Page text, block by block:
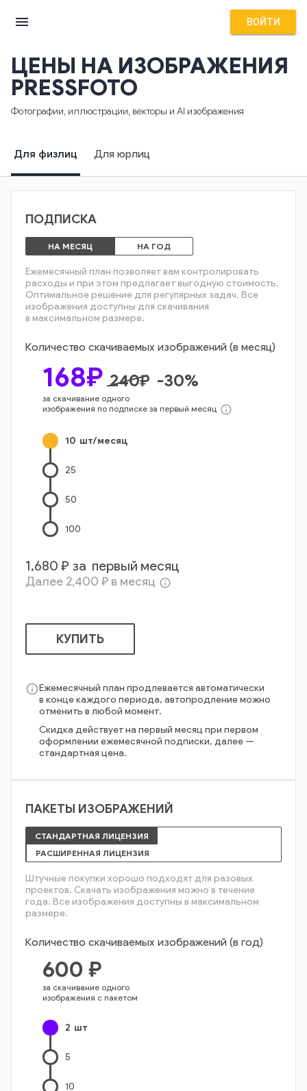
menu ВОЙТИ
ЦЕНЫ НА ИЗОБРАЖЕНИЯ
PRESSFOTO
Фотографии, иллюстрации, векторы и AI изображения
Для физлиц Для юрлиц
ПОДПИСКА
НА МЕСЯЦ НА ГОД
Ежемесячный план позволяет вам контролировать
расходы и при этом предлагает выгодную стоимость.
Оптимальное решение для регулярных задач. Все
изображения доступны для скачивания
в максимальном размере.
Количество скачиваемых изображений (в месяц)
168₽ 240₽ -30%
за скачивание одного
изображения по подписке за первый месяц info_outline
10 шт/месяц
25
50
100
1,680 ₽ за первый месяц
Далее 2,400 ₽ в месяц info_outline
КУПИТЬ
info_outlineЕжемесячный план продлевается автоматически
в конце каждого периода, автопродление можно
отменить в любой момент.
Скидка действует на первый месяц при первом
оформлении ежемесячной подписки, далее —
стандартная цена.
ПАКЕТЫ ИЗОБРАЖЕНИЙ
СТАНДАРТНАЯ ЛИЦЕНЗИЯ
РАСШИРЕННАЯ ЛИЦЕНЗИЯ
Штучные покупки хорошо подходят для разовых
проектов. Скачать изображения можно в течение
года. Все изображения доступны в максимальном
размере.
Количество скачиваемых изображений (в год)
600 ₽
за скачивание одного
изображения с пакетом
2 шт
5
10